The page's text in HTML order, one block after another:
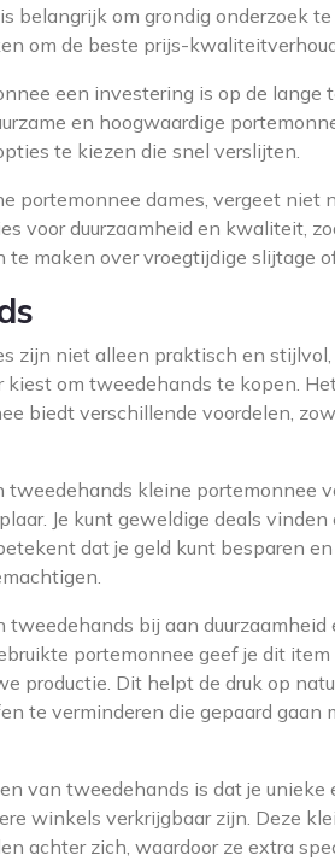
belangrijk om grondig onderzoek
om de beste prijs-
een investering is op de lange
en hoogwaardige
te kiezen die snel verslijten.
portemonnee dames, vergeet niet
voor duurzaamheid en kwaliteit,
te maken over vroegtijdige slijtage
zijn niet alleen praktisch en
kiest om tweedehands te kopen.
biedt verschillende voordelen,
kleine portemonnee
Je kunt geweldige deals
dat je geld kunt besparen
bij aan duurzaamheid
portemonnee geef je dit
productie. Dit helpt de druk op
te verminderen die gepaard gaan
van tweedehands is dat je
winkels verkrijgbaar zijn. Deze
achter zich, waardoor ze extra